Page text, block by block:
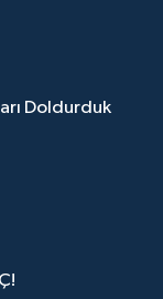
Doldurduk